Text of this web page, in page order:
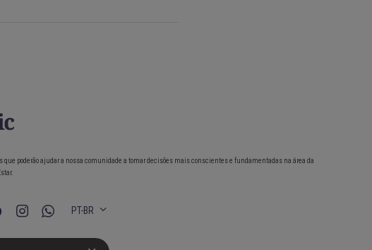
que poderão ajudar a nossa comunidade a tomar decisões mais conscientes e fundamentadas na área da
PT-BR